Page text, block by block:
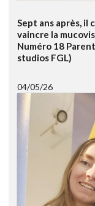
Sept ans après,
vaincre la
Numéro 18
studios FGL)
04/05/26